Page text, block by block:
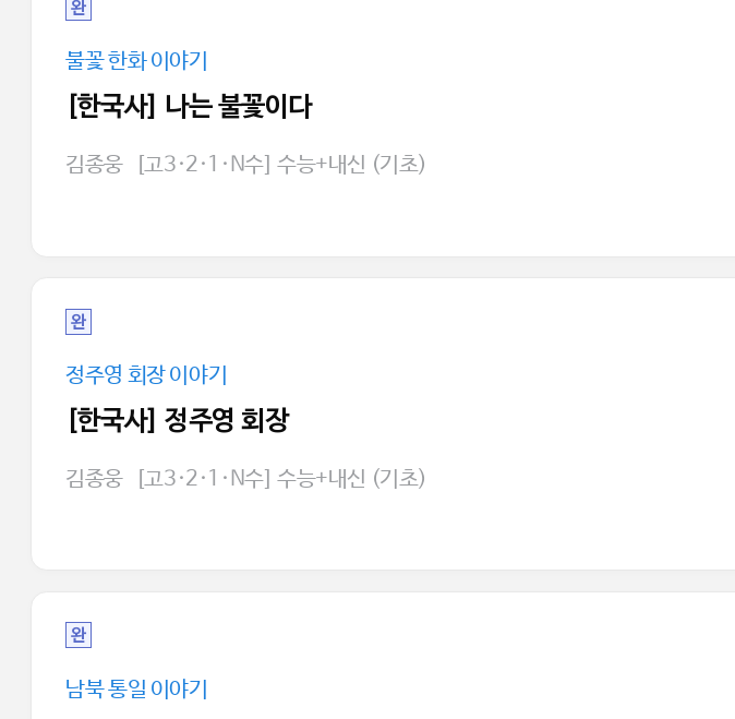
완
불꽃 한화 이야기
[한국사] 나는 불꽃이다
김종웅 [고3·2·1·N수] 수능+내신 (기초)
완
정주영 회장 이야기
[한국사] 정주영 회장
김종웅 [고3·2·1·N수] 수능+내신 (기초)
완
남북 통일 이야기